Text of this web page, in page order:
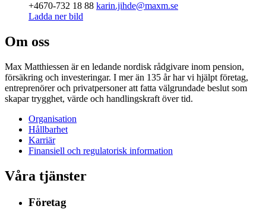
+4670-732 18 88 karin.jihde@maxm.se
Ladda ner bild
Om oss
Max Matthiessen är en ledande nordisk rådgivare inom pension,
försäkring och investeringar. I mer än 135 år har vi hjälpt företag,
entreprenörer och privatpersoner att fatta välgrundade beslut som
skapar trygghet, värde och handlingskraft över tid.
Organisation
Hållbarhet
Karriär
Finansiell och regulatorisk information
Våra tjänster
Företag